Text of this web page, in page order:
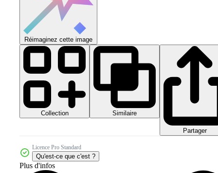
Réimaginez cette image
Collection Similaire
Partager
Licence Pro Standard
Qu'est-ce que c'est ?
Plus d'infos